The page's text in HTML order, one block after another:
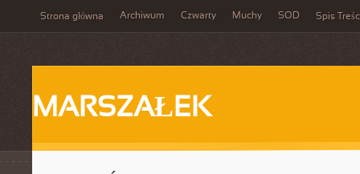
Strona główna Archiwum Czwarty Muchy SOD Spis
MARSZAŁEK